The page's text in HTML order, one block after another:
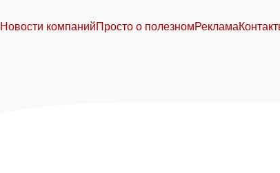
Новости компанийПросто о полезномРеклама